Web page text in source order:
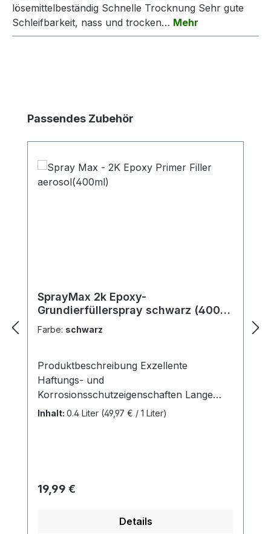
lösemittelbeständig Schnelle Trocknung Sehr gute
Schleifbarkeit, nass und trocken… Mehr
Produktgalerie überspringen
Passendes Zubehör
SprayMax 2k Epoxy-
Grundierfüllerspray schwarz (400
ml)
Farbe: schwarz
Produktbeschreibung Exzellente
Haftungs- und
Korrosionsschutzeigenschaften Lange
Verarbeitungszeit: ca. 3 Arbeitstage bei
Polyester-Materialien überspachtelbar
Zweikomponenten-Epoxidharze Universell
Grundierfüller für alle anspruchsvollen
Inhalt: 0.4 Liter (49,97 € / 1 Liter)
Regulärer Preis:
19,99 €
Details